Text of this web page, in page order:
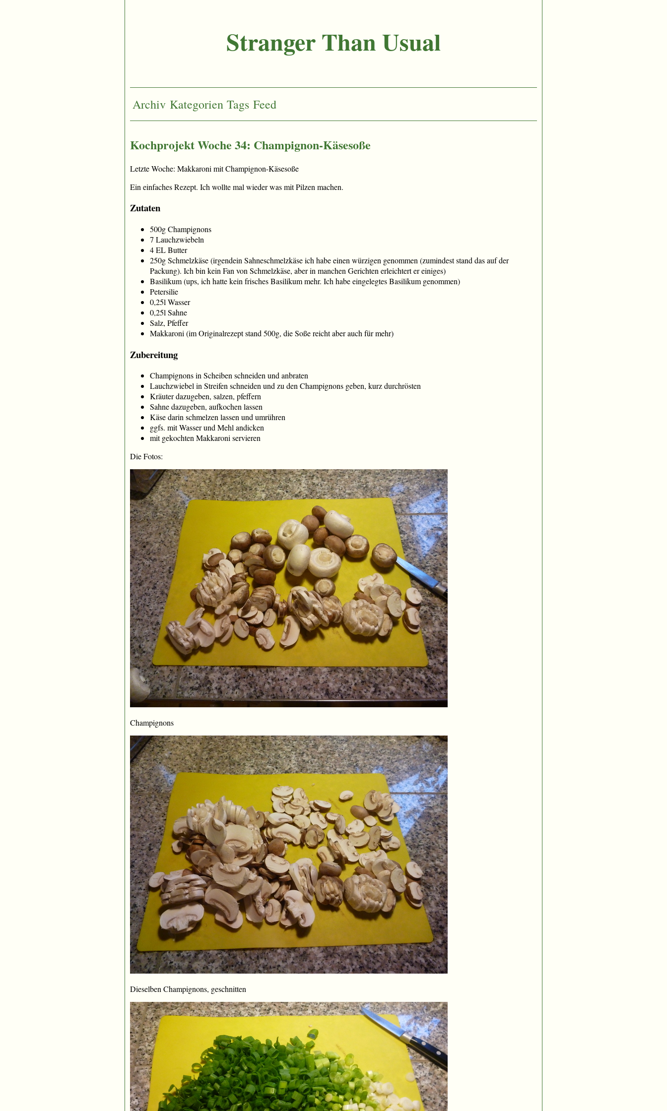
Stranger Than Usual
Archiv Kategorien Tags Feed
Kochprojekt Woche 34: Champignon-Käsesoße
Letzte Woche: Makkaroni mit Champignon-Käsesoße
Ein einfaches Rezept. Ich wollte mal wieder was mit Pilzen machen.
Zutaten
500g Champignons
7 Lauchzwiebeln
4 EL Butter
250g Schmelzkäse (irgendein Sahneschmelzkäse ich habe einen würzigen genommen (zumindest stand das auf der
Packung). Ich bin kein Fan von Schmelzkäse, aber in manchen Gerichten erleichtert er einiges)
Basilikum (ups, ich hatte kein frisches Basilikum mehr. Ich habe eingelegtes Basilikum genommen)
Petersilie
0,25l Wasser
0,25l Sahne
Salz, Pfeffer
Makkaroni (im Originalrezept stand 500g, die Soße reicht aber auch für mehr)
Zubereitung
Champignons in Scheiben schneiden und anbraten
Lauchzwiebel in Streifen schneiden und zu den Champignons geben, kurz durchrösten
Kräuter dazugeben, salzen, pfeffern
Sahne dazugeben, aufkochen lassen
Käse darin schmelzen lassen und umrühren
ggfs. mit Wasser und Mehl andicken
mit gekochten Makkaroni servieren
Die Fotos:
Champignons
Dieselben Champignons, geschnitten